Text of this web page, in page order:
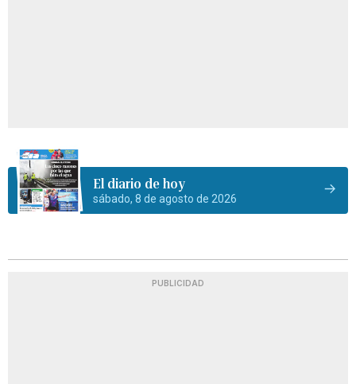
El diario de hoy
sábado, 8 de agosto de 2026
PUBLICIDAD